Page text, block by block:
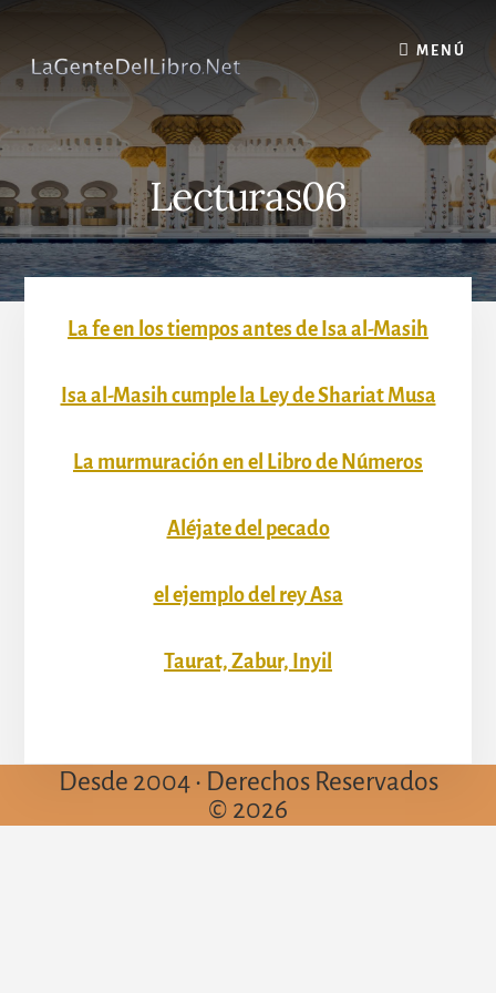
content
MENÚ
Lecturas06
La fe en los tiempos antes de Isa al-Masih
Isa al-Masih cumple la Ley de Shariat Musa
La murmuración en el Libro de Números
Aléjate del pecado
el ejemplo del rey Asa
Taurat, Zabur, Inyil
Desde 2004 • Derechos Reservados
© 2026